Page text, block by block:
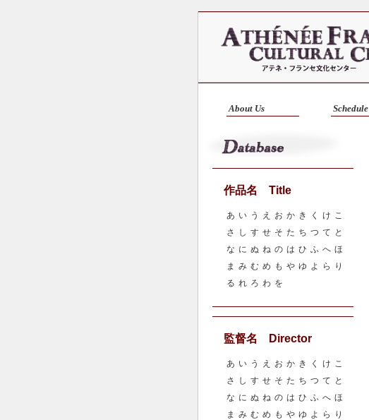
About Us Schedule
作品名 Title
あ い う え お か き く け
こ
さ
し す せ そ た ち つ て と
な に ぬ ね の は ひ ふ へ ほ
ま み む め も や ゆ よ ら
り
る れ ろ わ を
監督名 Director
あ い う え お か き く け
こ
さ
し す せ そ た ち つ て と
な に ぬ ね の は ひ ふ へ ほ
ま み む め も や ゆ よ ら
り